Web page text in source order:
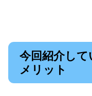
今回紹介し
メリット